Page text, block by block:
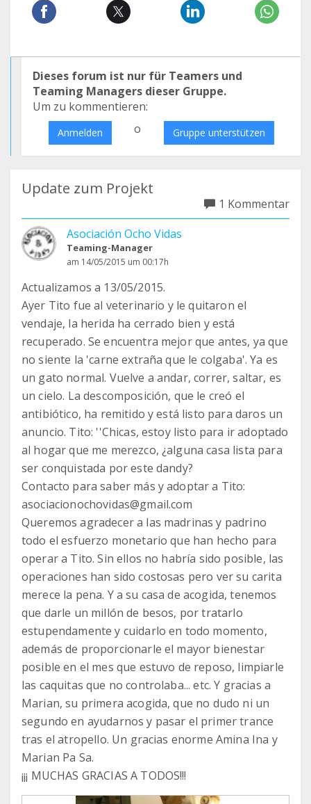
Dieses forum ist nur für Teamers und
Teaming Managers dieser Gruppe.
Um zu kommentieren:
Anmelden o Gruppe unterstützen
Update zum Projekt
1 Kommentar
Asociación Ocho Vidas
Teaming-Manager
am 14/05/2015 um 00:17h
Actualizamos a 13/05/2015.
Ayer Tito fue al veterinario y le quitaron el
vendaje, la herida ha cerrado bien y está
recuperado. Se encuentra mejor que antes, ya que
no siente la 'carne extraña que le colgaba'. Ya es
un gato normal. Vuelve a andar, correr, saltar, es
un cielo. La descomposición, que le creó el
antibiótico, ha remitido y está listo para daros un
anuncio. Tito: ''Chicas, estoy listo para ir adoptado
al hogar que me merezco, ¿alguna casa lista para
ser conquistada por este dandy?
Contacto para saber más y adoptar a Tito:
asociacionochovidas@gmail.com
Queremos agradecer a las madrinas y padrino
todo el esfuerzo monetario que han hecho para
operar a Tito. Sin ellos no habría sido posible, las
operaciones han sido costosas pero ver su carita
merece la pena. Y a su casa de acogida, tenemos
que darle un millón de besos, por tratarlo
estupendamente y cuidarlo en todo momento,
además de proporcionarle el mayor bienestar
posible en el mes que estuvo de reposo, limpiarle
las caquitas que no controlaba... etc. Y gracias a
Marian, su primera acogida, que no dudo ni un
segundo en ayudarnos y pasar el primer trance
tras el atropello. Un gracias enorme Amina Ina y
Marian Pa Sa.
¡¡¡ MUCHAS GRACIAS A TODOS!!!